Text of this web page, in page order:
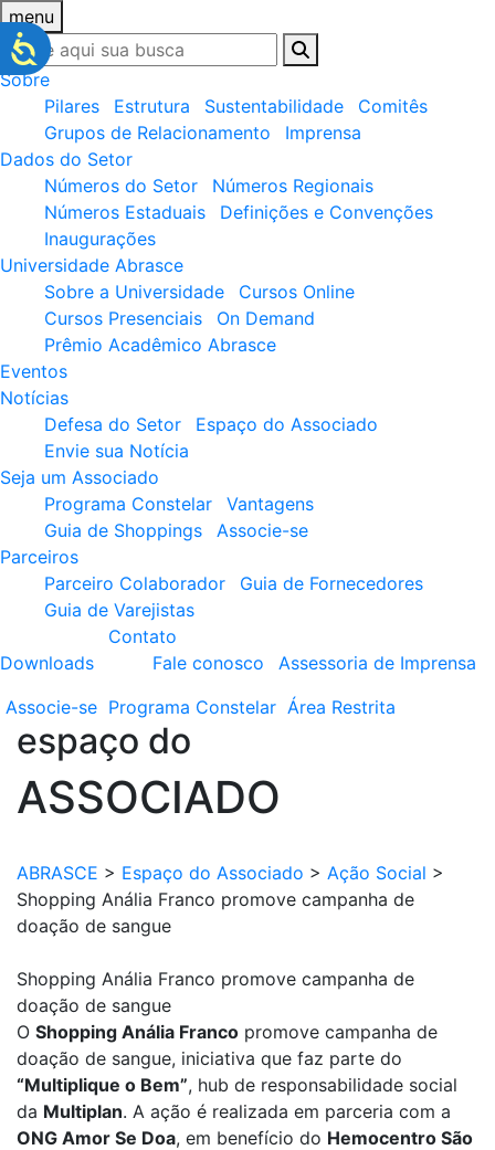
menu
Sobre
Pilares
Estrutura Sustentabilidade
Comitês
Grupos de Relacionamento
Imprensa
Dados do Setor
Números do Setor
Números Regionais
Números Estaduais
Definições e Convenções
Inaugurações
Universidade Abrasce
Sobre a Universidade
Cursos Online
Cursos Presenciais
On Demand
Prêmio Acadêmico Abrasce
Eventos
Notícias
Defesa do Setor
Espaço do Associado
Envie sua Notícia
Seja um Associado
Programa Constelar
Vantagens
Guia de Shoppings
Associe-se
Parceiros
Parceiro Colaborador
Guia de Fornecedores
Guia de Varejistas
Downloads
Contato
Fale conosco
Assessoria de Imprensa
Associe-se Programa Constelar Área Restrita
espaço do
ASSOCIADO
ABRASCE > Espaço do Associado > Ação Social >
Shopping Anália Franco promove campanha de
doação de sangue
Shopping Anália Franco promove campanha de
doação de sangue
O Shopping Anália Franco promove campanha de
doação de sangue, iniciativa que faz parte do
“Multiplique o Bem”, hub de responsabilidade social
da Multiplan. A ação é realizada em parceria com a
ONG Amor Se Doa, em benefício do Hemocentro São